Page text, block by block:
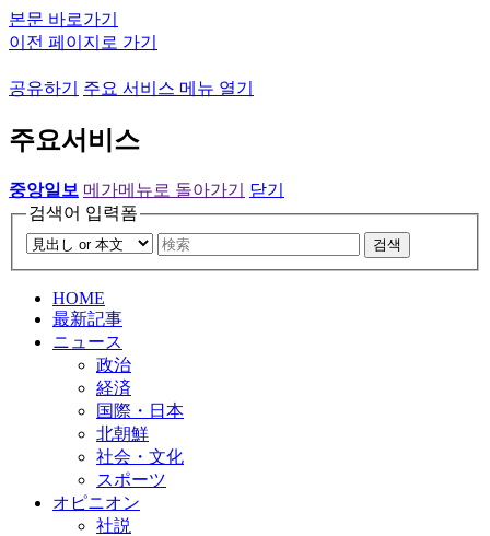
본문 바로가기
이전 페이지로 가기
공유하기 주요 서비스 메뉴 열기
주요서비스
중앙일보 메가메뉴로 돌아가기
닫기
검색어 입력폼
검색
HOME
最新記事
ニュース
政治
経済
国際・日本
北朝鮮
社会・文化
スポーツ
オピニオン
社説